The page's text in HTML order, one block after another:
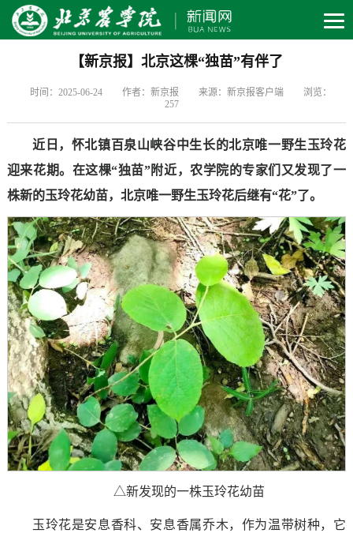
【新京报】北京这棵“独苗”有伴了
时间：2025-06-24 作者：新京报 来源：新京报客户端
浏览：
257
近日，怀北镇百泉山峡谷中生长的北京唯一野生玉玲花
迎来花期。在这棵“独苗”附近，农学院的专家们又发现了一
株新的玉玲花幼苗，北京唯一野生玉玲花后继有“花”了。
△新发现的一株玉玲花幼苗
玉玲花是安息香科、安息香属乔木，作为温带树种，它